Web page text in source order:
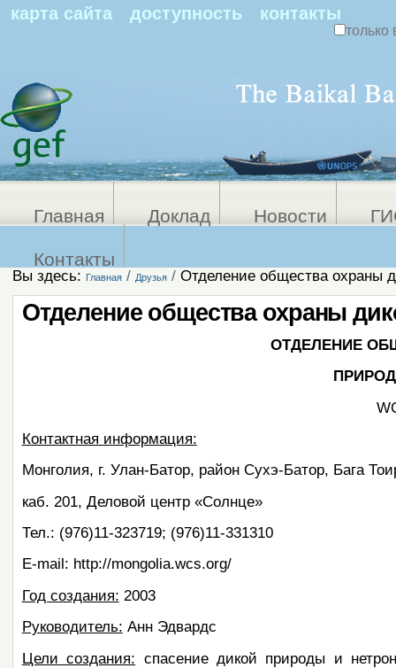
карта сайта доступность контакты
только
Главная Доклад Новости
Контакты
Вы здесь: Главная / Друзья / Отделение общества охраны
Отделение общества охраны
ОТДЕЛЕНИЕ
Контактная информация:
Монголия, г. Улан-Батор, район Сухэ-Батор, Бага
каб. 201, Деловой центр «Солнце»
Тел.: (976)11-323719; (976)11-331310
E-mail: http://mongolia.wcs.org/
Год создания: 2003
Руководитель: Анн Эдвардс
Цели создания: спасение дикой природы и